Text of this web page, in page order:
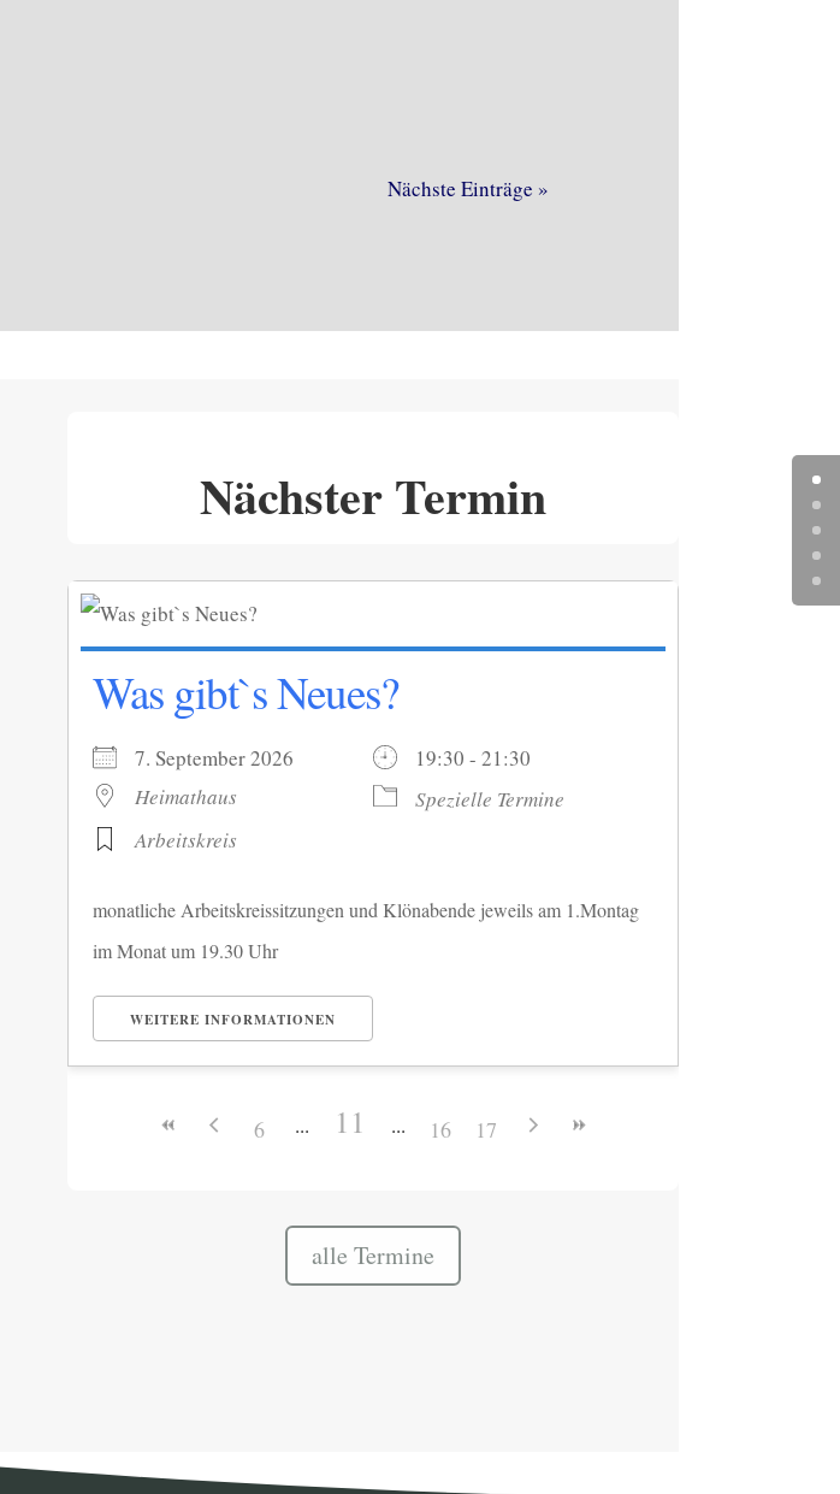
Nächste Einträge »
Nächster Termin
Was gibt`s Neues?
7. September 2026
19:30 - 21:30
Heimathaus
Spezielle Termine
Arbeitskreis
monatliche Arbeitskreissitzungen und Klönabende jeweils am 1.Montag
im Monat um 19.30 Uhr
WEITERE INFORMATIONEN
6 11 16 17
alle Termine